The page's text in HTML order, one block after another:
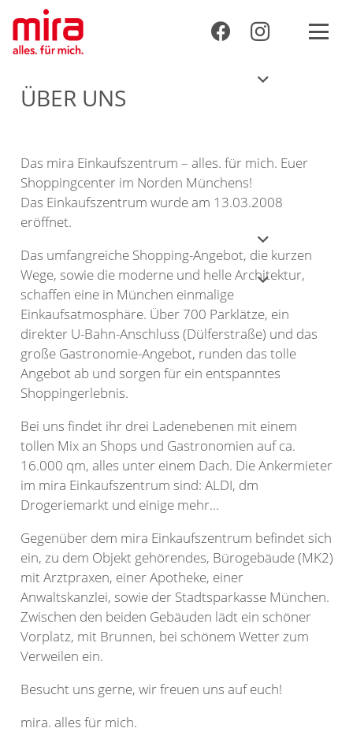
ÜBER UNS
Das mira Einkaufszentrum – alles. für mich. Euer
Shoppingcenter im Norden Münchens!
Das Einkaufszentrum wurde am 13.03.2008
eröffnet.
Das umfangreiche Shopping-Angebot, die kurzen
Wege, sowie die moderne und helle Architektur,
schaffen eine in München einmalige
Einkaufsatmosphäre. Über 700 Parklätze, ein
direkter U-Bahn-Anschluss (Dülferstraße) und das
große Gastronomie-Angebot, runden das tolle
Angebot ab und sorgen für ein entspanntes
Shoppingerlebnis.
Bei uns findet ihr drei Ladenebenen mit einem
tollen Mix an Shops und Gastronomien auf ca.
16.000 qm, alles unter einem Dach. Die Ankermieter
im mira Einkaufszentrum sind: ALDI, dm
Drogeriemarkt und einige mehr…
Gegenüber dem mira Einkaufszentrum befindet sich
ein, zu dem Objekt gehörendes, Bürogebäude (MK2)
mit Arztpraxen, einer Apotheke, einer
Anwaltskanzlei, sowie der Stadtsparkasse München.
Zwischen den beiden Gebäuden lädt ein schöner
Vorplatz, mit Brunnen, bei schönem Wetter zum
Verweilen ein.
Besucht uns gerne, wir freuen uns auf euch!
mira. alles für mich.